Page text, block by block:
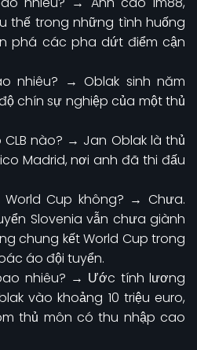
thế trong những tình huống
phá các pha dứt điểm cận
nhiêu? → Oblak sinh năm
chín sự nghiệp của một thủ
nào? → Jan Oblak là thủ
Madrid, nơi anh đã thi đấu
Cup không? → Chưa.
Slovenia vẫn chưa giành
chung kết World Cup trong
áo đội tuyển.
nhiêu? → Ước tính lương
vào khoảng 10 triệu euro,
thủ môn có thu nhập cao